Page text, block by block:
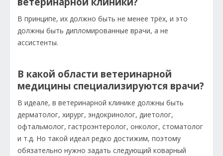
В принципе, их должно быть не менее трёх, и это
должны быть дипломированные врачи, а не
ассистенты.
В какой области ветеринарной
медицины специализируются врачи?
В идеале, в ветеринарной клинике должны быть
дерматолог, хирург, эндокринолог, диетолог,
офтальмолог, гастроэнтеролог, онколог, стоматолог
и т.д. Но такой идеал редко достижим, поэтому
обязательно нужно задать следующий коварный